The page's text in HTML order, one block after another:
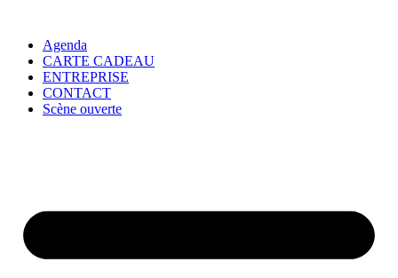
Agenda
CARTE CADEAU
ENTREPRISE
CONTACT
Scène ouverte